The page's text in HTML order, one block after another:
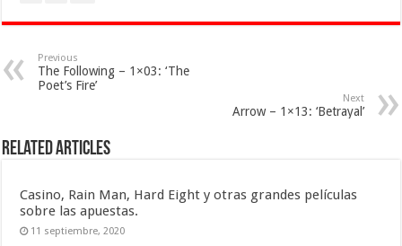
Previous
The Following – 1×03: ‘The
Poet’s Fire’
Next
Arrow – 1×13: ‘Betrayal’
Related Articles
Casino, Rain Man, Hard Eight y otras grandes películas
sobre las apuestas.
11 septiembre, 2020